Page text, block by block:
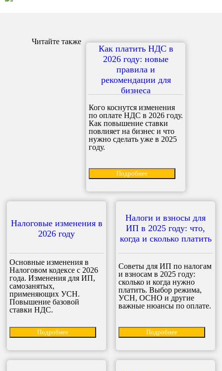
Читайте также
Как платить НДС в
2026 году: новые
правила и
рекомендации для
бизнеса
Кого коснутся изменения
по оплате НДС в 2026 году.
Как повышение ставки
повлияет на бизнес и что
нужно сделать уже в 2025
году.
Подробнее
Налоговые изменения в
2026 году
Основные изменения в
Налоговом кодексе с 2026
года. Изменения для ИП,
самозанятых,
применяющих УСН.
Повышение базовой
ставки НДС.
Подробнее
Налоги и взносы для
ИП в 2025 году: что,
когда и сколько платить
Советы для ИП по налогам
и взносам в 2025 году:
сколько и когда нужно
платить. Выбор режима,
УСН, ОСНО и другие
важные нюансы по оплате.
Подробнее